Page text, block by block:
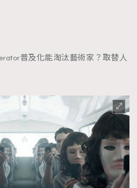
普及化能淘汰藝術家？取替人